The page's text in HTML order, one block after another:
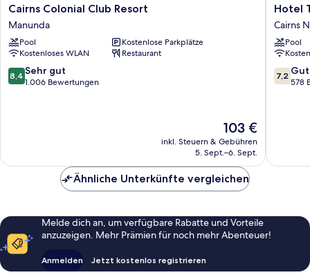
Cairns
Colonial
Club
Resort
Manunda
Cairns Colonial Club Resort
Manunda
Pool
Kostenlose Parkplätze
Kostenloses WLAN
Restaurant
8.4
von
8,4 Sehr gut
1.006 Bewertungen
Der
Preis
beträgt
103 €
inkl. Steuern & Gebühren
5. Sept.–6. Sept.
Hotel
Tropiq
Cairns
North
Hotel
Cairns
Pool
7.2
von
7,2 Gut
578
Ähnliche Unterkünfte vergleichen
Melde dich an, um verfügbare Rabatte und Vorteile
anzuzeigen. Mehr Prämien für noch mehr Abenteuer!
Anmelden Jetzt kostenlos registrieren